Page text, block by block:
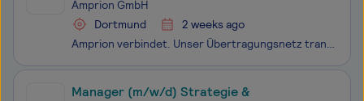
Amprion GmbH
Dortmund
2 weeks ago
Amprion verbindet. Unser Übertragungsnetz transportiert Strom für 29 Millionen Menschen in einem Gebiet von der Nordsee bis zu den Alpen. Dort wird ein Drittel der deutschen Wirtschaftsleistung erzeugt. Unsere Leitungen sind Lebensadern der Gesellschaft. Wir halten unser Netz stabil und sicher - und
Manager (m/w/d) Strategie &